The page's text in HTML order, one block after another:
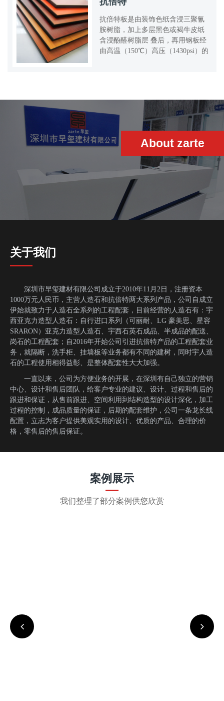
抗倍特板是由装饰色纸含浸三聚氰
胺树脂，加上多层黑色或褐牛皮纸
含浸酚醛树脂层 叠后，再用钢板经
由高温（150℃）高压（1430psi）的
About zarte
关于我们
深圳市早玺建材有限公司成立于2010年11月2日，注册资本
1000万元人民币，主营人造石和抗倍特两大系列产品，公司自成立
伊始就致力于人造石全系列的工程配套，目前经营的人造石有：宇
西亚克力造型人造石：自行进口系列（可丽耐、LG 豪美思、星容
SRARON）亚克力造型人造石、宇西石英石成品、半成品的配送、
岗石的工程配套；自2016年开始公司引进抗倍特产品的工程配套业
务，就隔断，洗手柜、挂墙板等业务都有不同的建树，同时宇人造
石的工程使用相得益彰、是整体配套性大大加强。
一直以来，公司为方便业务的开展，在深圳有自己独立的营销
中心、设计和售后团队，给客户专业的建议、设计、过程和售后的
跟进和保证，从售前跟进、空间利用到结构造型的设计深化，加工
过程的控制，成品质量的保证，后期的配套维护，公司一条龙长线
配置，立志为客户提供美观实用的设计、优质的产品、合理的价
格，零售后的售后保证。
案例展示
我们整理了部分案例供您欣赏